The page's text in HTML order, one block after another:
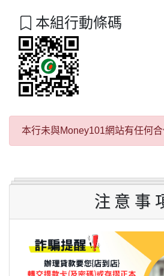
本組行動條碼
本行未與Money101網站有任何
注意事